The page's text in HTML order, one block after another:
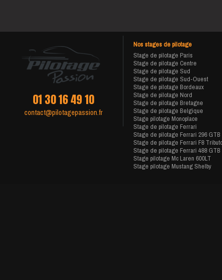
01 30 16 49 10
contact@pilotagepassion.fr
Nos stages de pilotage
Stage de pilotage Paris
Stage de pilotage Centre
Stage de pilotage Sud
Stage de pilotage Sud-Ouest
Stage de pilotage Bordeaux
Stage de pilotage Nord
Stage de pilotage Bretagne
Stage de pilotage Belgique
Stage pilotage Monoplace
Stage de pilotage Ferrari
Stage de pilotage Ferrari 296 GTB
Stage de pilotage Ferrari F8
Stage de pilotage Ferrari 488 GTB
Stage pilotage Mc Laren 600LT
Stage pilotage Mustang Shelby